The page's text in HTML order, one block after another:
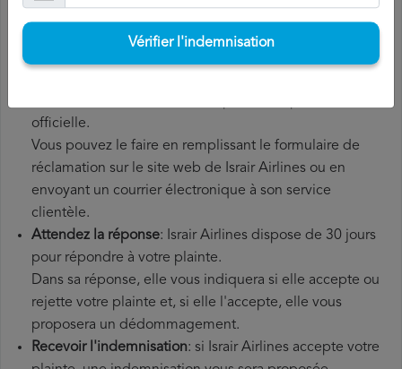
supplémentaires que vous avez éventuellement dû
officielle.
Vous pouvez le faire en remplissant le formulaire de
réclamation sur le site web de Israir Airlines ou en
envoyant un courrier électronique à son service
clientèle.
Attendez la réponse: Israir Airlines dispose de 30 jours
pour répondre à votre plainte.
Dans sa réponse, elle vous indiquera si elle accepte ou
rejette votre plainte et, si elle l'accepte, elle vous
proposera un dédommagement.
Recevoir l'indemnisation: si Israir Airlines accepte votre
Vérifier l'indemnisation